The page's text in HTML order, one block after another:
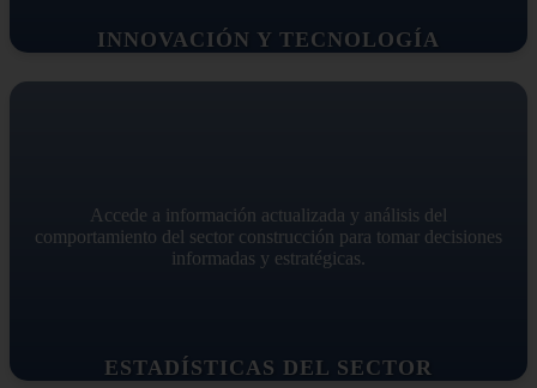
INNOVACIÓN Y TECNOLOGÍA
ESTADÍSTICAS DEL SECTOR
Accede a información actualizada y análisis del
comportamiento del sector construcción para tomar decisiones
informadas y estratégicas.